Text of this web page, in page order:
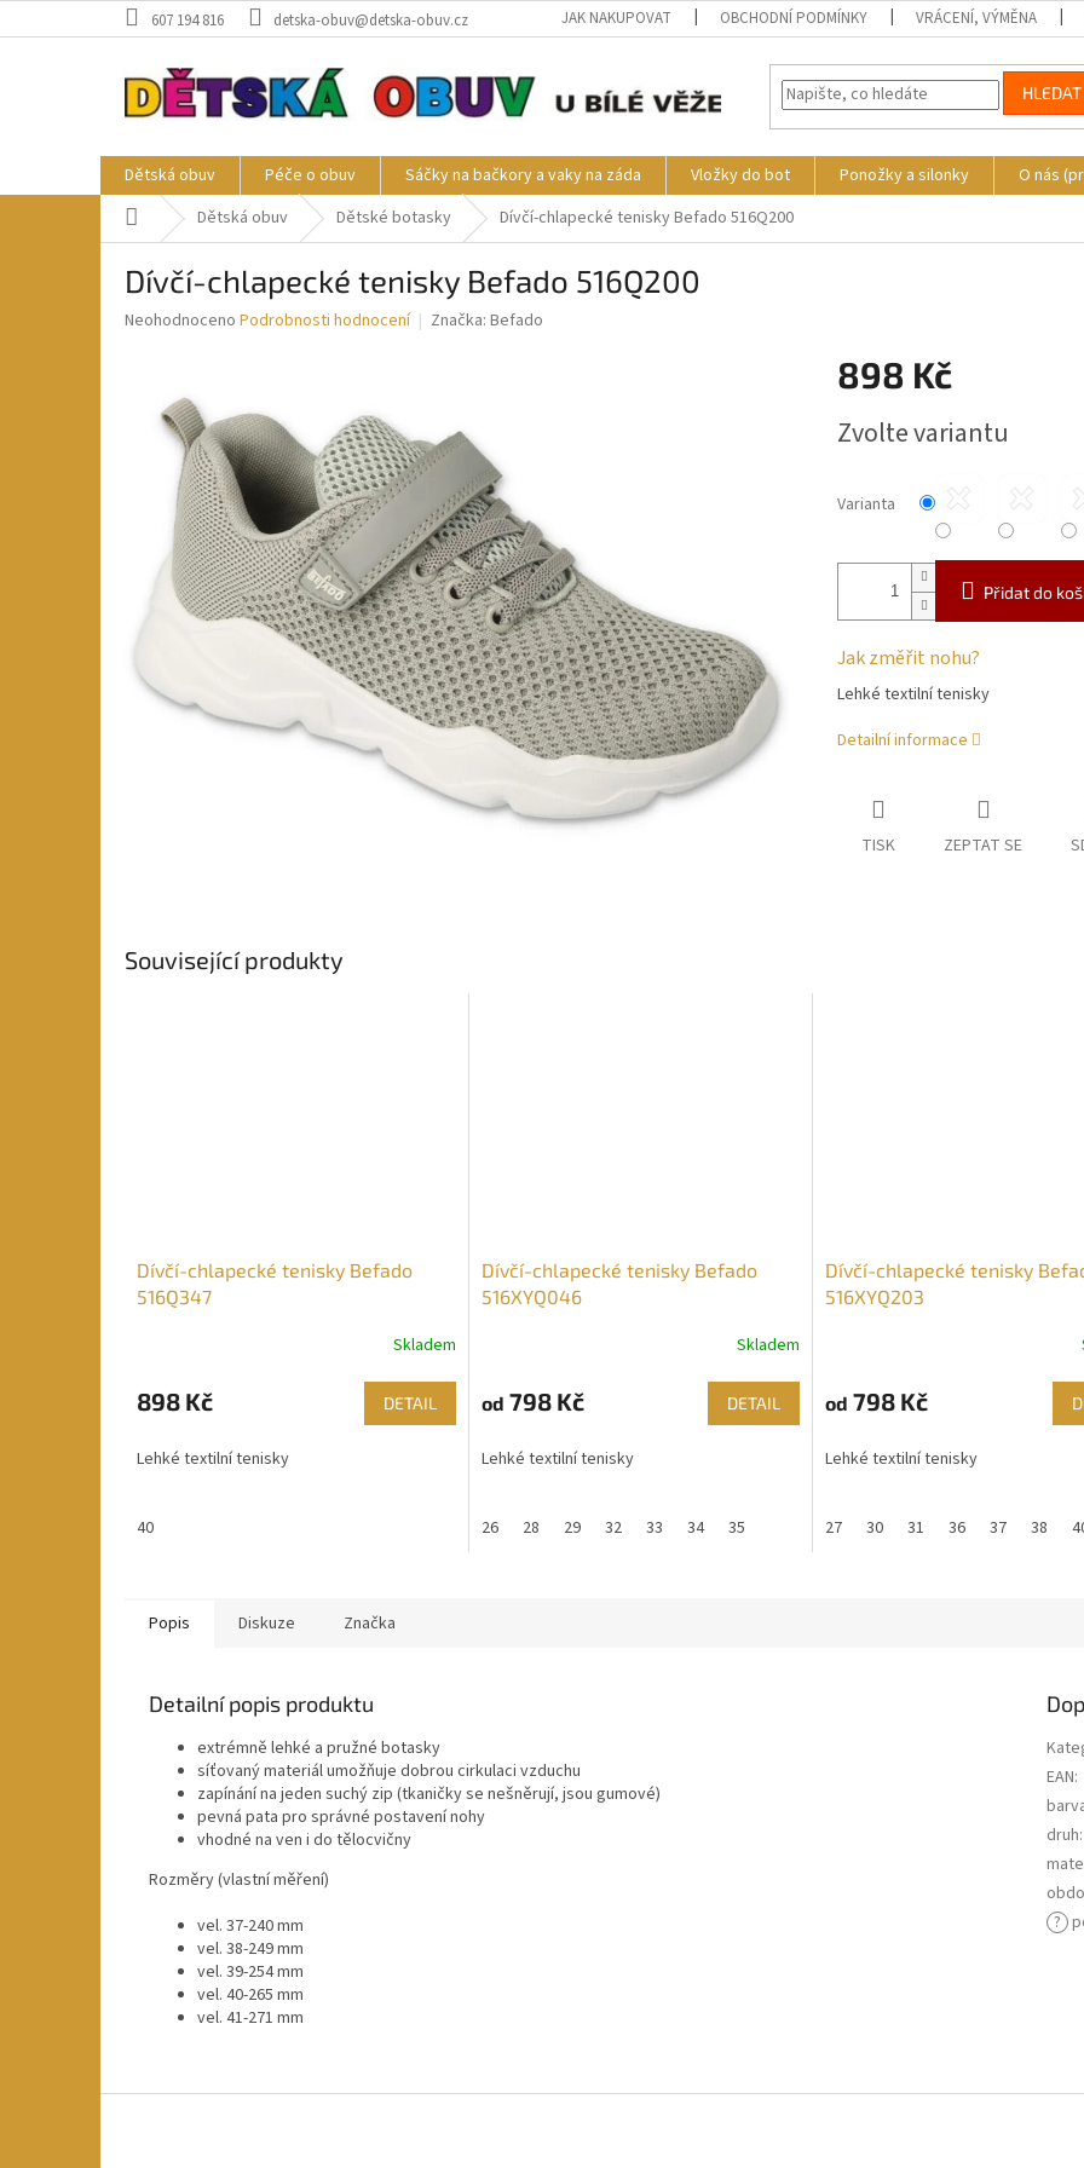
na
607 194 816 detska-obuv@detska-obuv.cz JAK NAKUPOVAT OBCHODNÍ PODMÍNKY VRÁCENÍ, VÝMĚNA
HLEDAT
Dětská obuv Péče o obuv Sáčky na bačkory a vaky na záda Vložky do bot Ponožky a silonky O nás
Domů Dětská obuv Dětské botasky Dívčí-chlapecké tenisky Befado 516Q200
Dívčí-chlapecké tenisky Befado 516Q200
Průměrné
hvězdiček.
Neohodnoceno Podrobnosti hodnocení Značka: Befado
898 Kč
cena:
Zvolte variantu
Varianta
Přidat do
Jak změřit nohu?
Lehké textilní tenisky
Detailní informace
TISK ZEPTAT SE
Související produkty
Dívčí-chlapecké tenisky Befado
516Q347
Skladem
898 Kč DETAIL
Lehké textilní tenisky
40
Dívčí-chlapecké tenisky Befado
516XYQ046
Skladem
od 798 Kč DETAIL
Lehké textilní tenisky
26 28 29 32 33 34 35
Dívčí-chlapecké tenisky
516XYQ203
od 798 Kč
Lehké textilní tenisky
27 30 31 36 37 38
Popis Diskuze Značka
Detailní popis produktu
extrémně lehké a pružné botasky
síťovaný materiál umožňuje dobrou cirkulaci vzduchu
zapínání na jeden suchý zip (tkaničky se nešněrují, jsou gumové)
pevná pata pro správné postavení nohy
vhodné na ven i do tělocvičny
Rozměry (vlastní měření)
vel. 37-240 mm
vel. 38-249 mm
vel. 39-254 mm
vel. 40-265 mm
vel. 41-271 mm
EAN:
druh:
?